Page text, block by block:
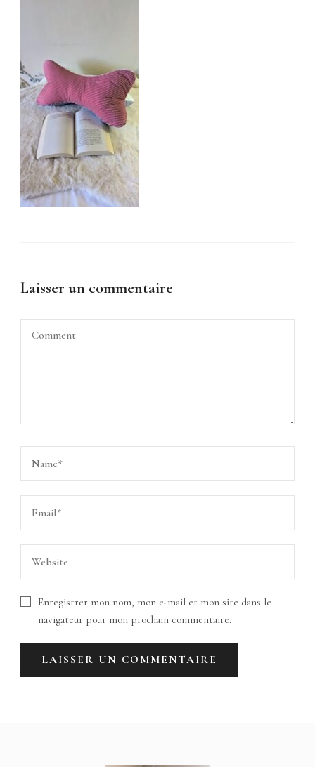
Laisser un commentaire
Enregistrer mon nom, mon e-mail et mon site dans le
navigateur pour mon prochain commentaire.